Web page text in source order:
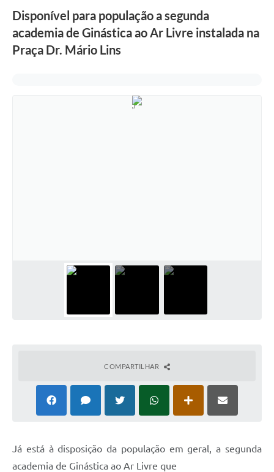
Disponível para população a segunda
academia de Ginástica ao Ar Livre instalada na
Praça Dr. Mário Lins
COMPARTILHAR
Já está à disposição da população em geral, a segunda
academia de Ginástica ao Ar Livre que